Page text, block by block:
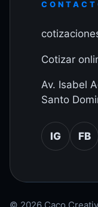
Cotizar
Av. Isabel
Santo
IG FB